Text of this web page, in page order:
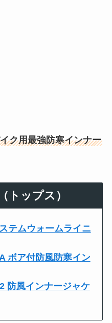
ク用最強防寒インナー
トップス）
テムウォームライニ
ボア付防風防寒イン
防風インナージャケ